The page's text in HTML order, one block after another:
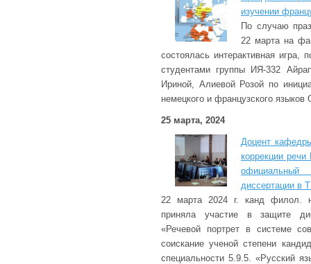
изучении
По случаю
22 марта на
состоялась интерактивная игра,
студентами группы ИЯ-332
Ириной, Алиевой Розой по
немецкого и французского
25 марта, 2024
Доцент
коррекции
диссертации в
22 марта 2024 г. канд филол.
приняла участие в защите
«Речевой портрет в системе
соискание ученой степени
специальности 5.9.5. «Русский